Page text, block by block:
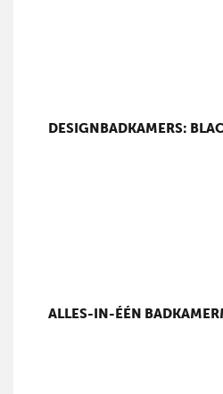
DESIGNBADKAMERS:
ALLES-IN-ÉÉN